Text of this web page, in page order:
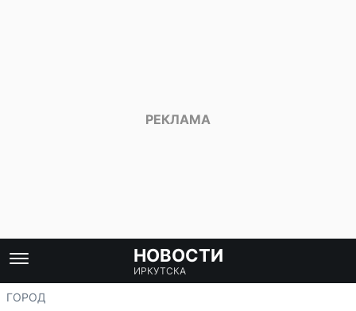
НОВОСТИ
ИРКУТСКА
ГОРОД